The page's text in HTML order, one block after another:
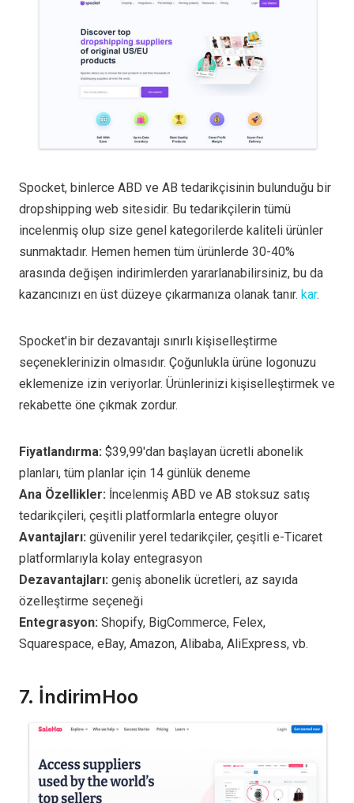
Spocket, binlerce ABD ve AB tedarikçisinin bulunduğu bir
dropshipping web sitesidir. Bu tedarikçilerin tümü
incelenmiş olup size genel kategorilerde kaliteli ürünler
sunmaktadır. Hemen hemen tüm ürünlerde 30-40%
arasında değişen indirimlerden yararlanabilirsiniz, bu da
kazancınızı en üst düzeye çıkarmanıza olanak tanır. kar.
Spocket'in bir dezavantajı sınırlı kişiselleştirme
seçeneklerinizin olmasıdır. Çoğunlukla ürüne logonuzu
eklemenize izin veriyorlar. Ürünlerinizi kişiselleştirmek ve
rekabette öne çıkmak zordur.
Fiyatlandırma: $39,99'dan başlayan ücretli abonelik
planları, tüm planlar için 14 günlük deneme
Ana Özellikler: İncelenmiş ABD ve AB stoksuz satış
tedarikçileri, çeşitli platformlarla entegre oluyor
Avantajları: güvenilir yerel tedarikçiler, çeşitli e-Ticaret
platformlarıyla kolay entegrasyon
Dezavantajları: geniş abonelik ücretleri, az sayıda
özelleştirme seçeneği
Entegrasyon: Shopify, BigCommerce, Felex,
Squarespace, eBay, Amazon, Alibaba, AliExpress, vb.
7. İndirimHoo